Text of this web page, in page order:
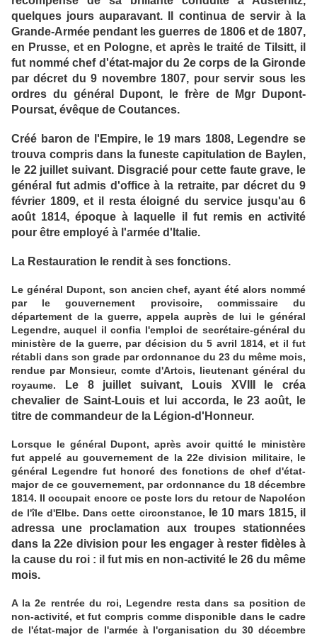
quelques jours auparavant. Il continua de servir à la
Grande-Armée pendant les guerres de 1806 et de 1807,
en Prusse, et en Pologne, et après le traité de Tilsitt, il
fut nommé chef d'état-major du 2e corps de la Gironde
par décret du 9 novembre 1807, pour servir sous les
ordres du général Dupont, le frère de Mgr Dupont-
Poursat, évêque de Coutances.
Créé baron de l'Empire, le 19 mars 1808, Legendre se
trouva compris dans la funeste capitulation de Baylen,
le 22 juillet suivant. Disgracié pour cette faute grave, le
général fut admis d'office à la retraite, par décret du 9
février 1809, et il resta éloigné du service jusqu'au 6
août 1814, époque à laquelle il fut remis en activité
pour être employé à l'armée d'Italie.
La Restauration le rendit à ses fonctions.
Le général Dupont, son ancien chef, ayant été alors nommé
par le gouvernement provisoire, commissaire du
département de la guerre, appela auprès de lui le général
Legendre, auquel il confia l'emploi de secrétaire-général du
ministère de la guerre, par décision du 5 avril 1814, et il fut
rétabli dans son grade par ordonnance du 23 du même mois,
rendue par Monsieur, comte d'Artois, lieutenant général du
royaume. Le 8 juillet suivant, Louis XVIII le créa
chevalier de Saint-Louis et lui accorda, le 23 août, le
titre de commandeur de la Légion-d'Honneur.
Lorsque le général Dupont, après avoir quitté le ministère
fut appelé au gouvernement de la 22e division militaire, le
général Legendre fut honoré des fonctions de chef d'état-
major de ce gouvernement, par ordonnance du 18 décembre
1814. Il occupait encore ce poste lors du retour de Napoléon
de l'île d'Elbe. Dans cette circonstance,
le 10 mars 1815, il
adressa une proclamation aux troupes stationnées
dans la 22e division pour les engager à rester fidèles à
la cause du roi : il fut mis en non-activité le 26 du même
mois.
A la 2e rentrée du roi, Legendre resta dans sa position de
non-activité, et fut compris comme disponible dans le cadre
de l'état-major de l'armée à l'organisation du 30 décembre